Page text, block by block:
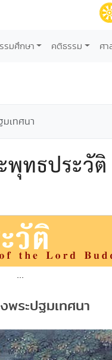
รมศึกษา คติธรรม ศ
เทศนา
ทธประวัติ
...
พระปฐมเทศนา